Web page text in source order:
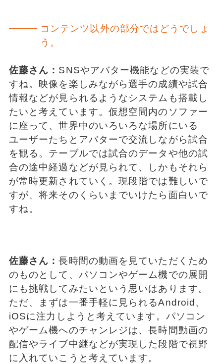
コンテンツ以外の部分ではどうでしょ
う。
佐藤さん： SNSやアバター機能などの実装で
すね。映像を楽しみながら選手の成績や試合
情報などが見られるようなシステムも搭載し
たいと考えています。仮想空間内のソファー
に座って、世界中のいろいろな場所にいる
ユーザーたちとアバターで交流しながら試合
を観る。テーブルでは試合のデータや他の試
合の途中経過などが見られて、しかもそれら
が常時更新されていく。現段階では難しいで
すが、将来そのくらいまでいけたら面白いで
すね。
佐藤さん：長時間の動画を見ていただくため
のものとして、パソコンやゲーム機での展開
にも挑戦してみたいという思いはあります。
ただ、まずは一番手軽に見られるAndroid、
iOSに注力しようと考えています。パソコン
やゲーム機へのチャンレジは、長時間動画の
配信やライブ中継などが実現した段階で視野
に入れていこうと考えています。